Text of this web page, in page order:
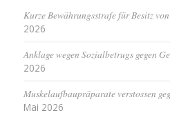
Kurze Bewährungsstrafe für Besitz
2026
Anklage wegen Sozialbetrugs gegen
2026
Muskelaufbaupräparate verstossen
Mai 2026